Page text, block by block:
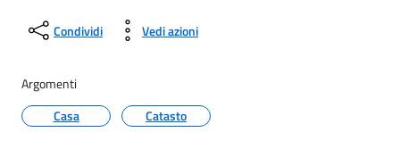
Condividi Vedi azioni
Argomenti
Casa
Catasto